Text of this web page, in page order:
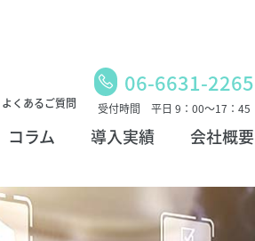
よくあるご質問
06-6631-2265
受付時間 平日 9：00～17：45
コラム 導入実績 会社概要